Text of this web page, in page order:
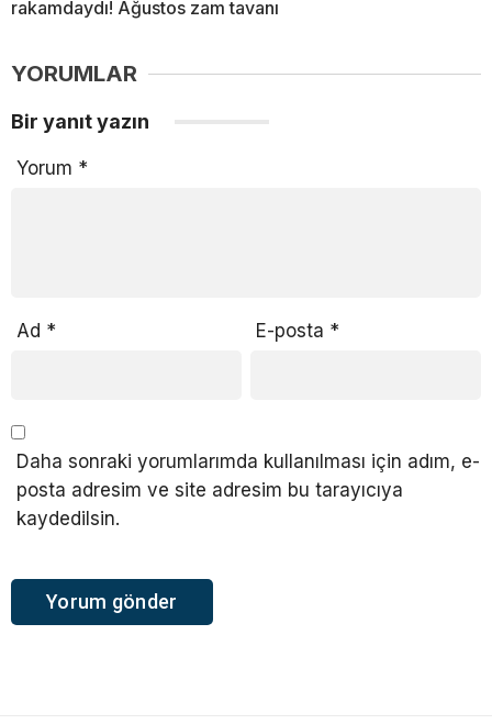
rakamdaydı! Ağustos zam tavanı
YORUMLAR
Bir yanıt yazın
Yorum *
Ad * E-posta *
Daha sonraki yorumlarımda kullanılması için adım, e-
posta adresim ve site adresim bu tarayıcıya
kaydedilsin.